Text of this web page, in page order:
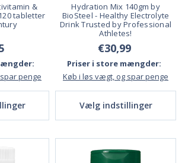
&
tabletter
penge
Hydration Mix 140gm by
BioSteel - Healthy Electrolyte
Drink Trusted by Professional
Athletes!
€30,99
Priser i store mængder:
Køb i løs vægt, og spar penge
Vælg indstillinger